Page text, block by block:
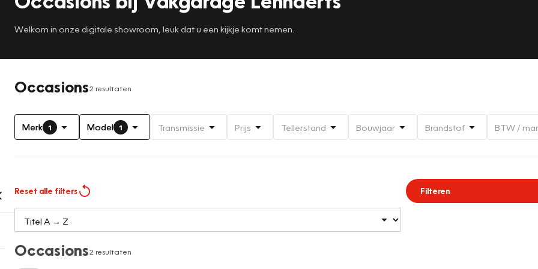
Welkom in onze digitale showroom, leuk dat u een kijkje komt nemen.
Occasions2 resultaten
Merk 1 Model 1 Transmissie Prijs Tellerstand Bouwjaar Brandstof BTW /
Reset alle filters Filteren
Occasions2 resultaten